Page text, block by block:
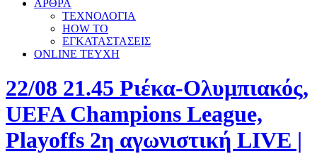
ΑΡΘΡΑ
ΤΕΧΝΟΛΟΓΙΑ
HOW TO
ΕΓΚΑΤΑΣΤΑΣΕΙΣ
ONLINE TEYXH
22/08 21.45 Ριέκα-Ολυμπιακός,
UEFA Champions League,
Playoffs 2η αγωνιστική LIVE |